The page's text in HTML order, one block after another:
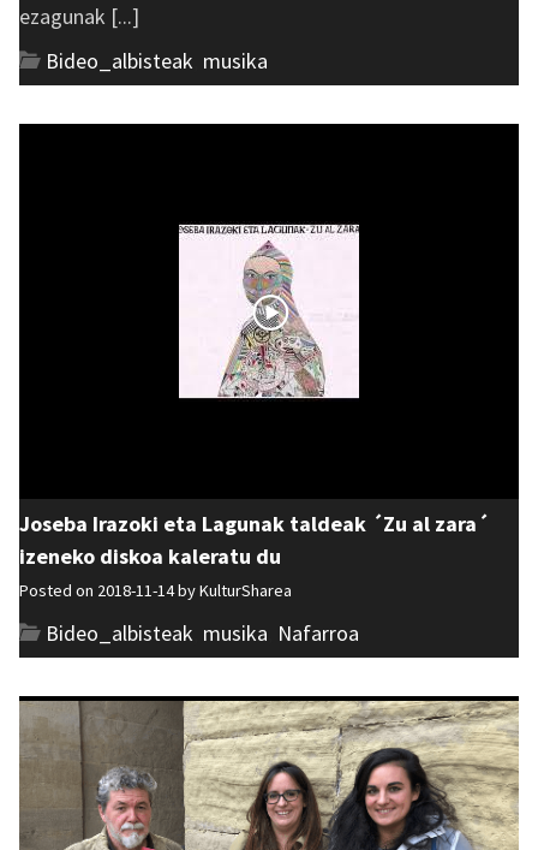
ezagunak [...]
Bideo_albisteak musika
Joseba Irazoki eta Lagunak taldeak ´Zu al zara´
izeneko diskoa kaleratu du
Posted on 2018-11-14 byKulturSharea
Bideo_albisteak musika Nafarroa